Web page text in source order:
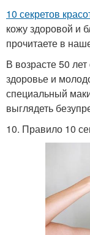
10 секретов
кожу здоровой и
прочитаете в
В возрасте 50
здоровье и
специальный
выглядеть
10. Правило 10